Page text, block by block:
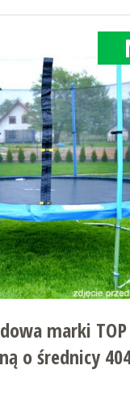
marki TOP
o średnicy